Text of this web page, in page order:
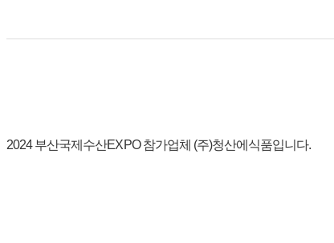
2024 부산국제수산EXPO 참가업체 (주)청산에식품입니다.